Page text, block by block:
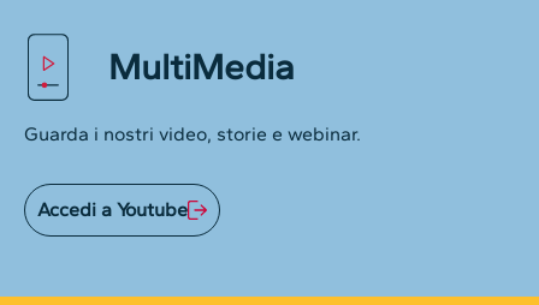
MultiMedia
Guarda i nostri video, storie e webinar.
Accedi a Youtube